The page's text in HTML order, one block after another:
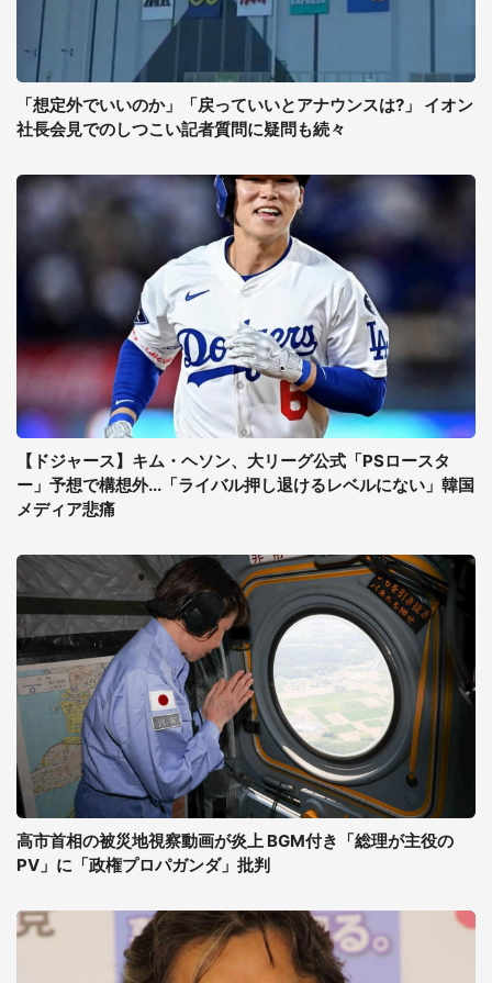
「想定外でいいのか」「戻っていいとアナウンスは?」 イオン
社長会見でのしつこい記者質問に疑問も続々
【ドジャース】キム・ヘソン、大リーグ公式「PSロースタ
ー」予想で構想外...「ライバル押し退けるレベルにない」韓国
メディア悲痛
高市首相の被災地視察動画が炎上 BGM付き「総理が主役の
PV」に「政権プロパガンダ」批判